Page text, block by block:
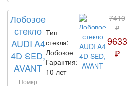
Лобовое
стекло
AUDI A4
4D SED,
AVANT
Номер
Тип
стекла:
Лобовое
Гарантия:
10 лет
7410
₽
9633
₽